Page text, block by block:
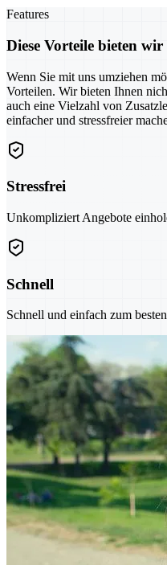
Features
Diese Vorteile bieten
Wenn Sie mit uns umziehen
Vorteilen. Wir bieten Ihnen
auch eine Vielzahl von
einfacher und stressfreier
Stressfrei
Unkompliziert Angebote
Schnell
Schnell und einfach zum